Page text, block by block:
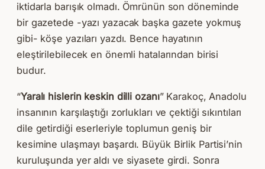
iktidarla barışık olmadı. Ömrünün son döneminde
bir gazetede -yazı yazacak başka gazete yokmuş
gibi- köşe yazıları yazdı. Bence hayatının
eleştirilebilecek en önemli hatalarından birisi
budur.
“Yaralı hislerin keskin dilli ozanı” Karakoç, Anadolu
insanının karşılaştığı zorlukları ve çektiği sıkıntıları
dile getirdiği eserleriyle toplumun geniş bir
kesimine ulaşmayı başardı. Büyük Birlik Partisi’nin
kuruluşunda yer aldı ve siyasete girdi. Sonra